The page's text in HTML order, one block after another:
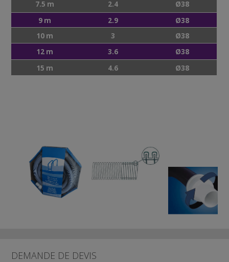
7.5 m 2.4 Ø38
9 m 2.9 Ø38
10 m 3 Ø38
12 m 3.6 Ø38
15 m 4.6 Ø38
DEMANDE DE DEVIS